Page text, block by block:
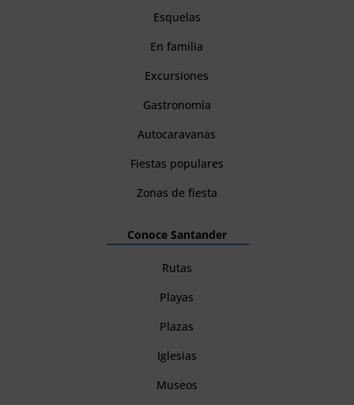
Esquelas
En familia
Excursiones
Gastronomía
Autocaravanas
Fiestas populares
Zonas de fiesta
Conoce Santander
Rutas
Playas
Plazas
Iglesias
Museos